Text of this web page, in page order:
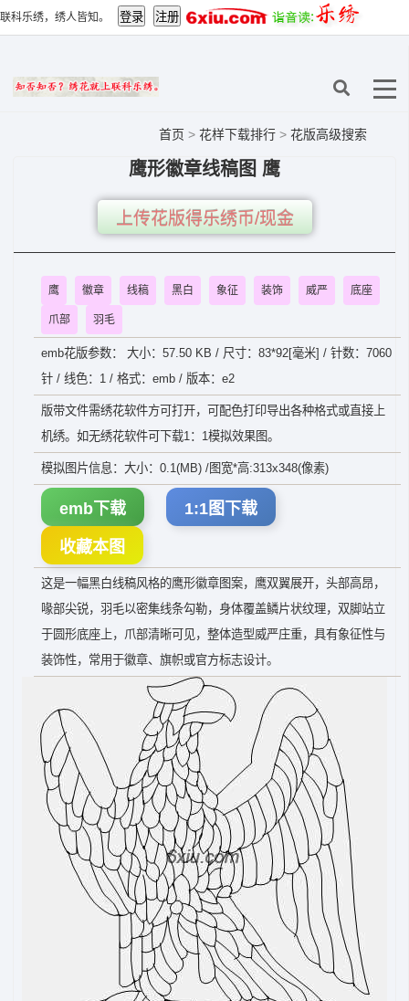
联科乐绣，绣人皆知。
首页 > 花样下载排行 > 花版高级搜索
鹰形徽章线稿图 鹰
上传花版得乐绣币/现金
鹰 徽章 线稿 黑白 象征 装饰 威严 底座
爪部 羽毛
emb花版参数： 大小：57.50 KB / 尺寸：83*92[毫米] / 针数：7060
针 / 线色：1 / 格式：emb / 版本：e2
版带文件需绣花软件方可打开，可配色打印导出各种格式或直接上
机绣。如无绣花软件可下载1：1模拟效果图。
模拟图片信息：大小：0.1(MB) /图宽*高:313x348(像素)
emb下载 1:1图下载
收藏本图
这是一幅黑白线稿风格的鹰形徽章图案，鹰双翼展开，头部高昂，
喙部尖锐，羽毛以密集线条勾勒，身体覆盖鳞片状纹理，双脚站立
于圆形底座上，爪部清晰可见，整体造型威严庄重，具有象征性与
装饰性，常用于徽章、旗帜或官方标志设计。